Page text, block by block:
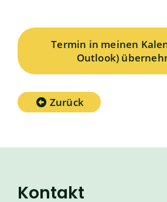
Termin in meinen
Outlook)
Zurück
Kontakt